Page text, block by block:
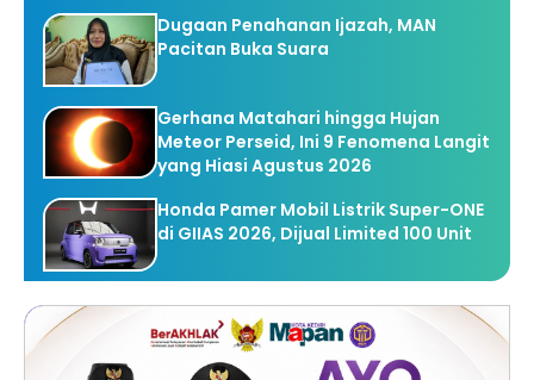
Dugaan Penahanan Ijazah, MAN
Pacitan Buka Suara
Gerhana Matahari hingga Hujan
Meteor Perseid, Ini 9 Fenomena Langit
yang Hiasi Agustus 2026
Honda Pamer Mobil Listrik Super-ONE
di GIIAS 2026, Dijual Limited 100 Unit